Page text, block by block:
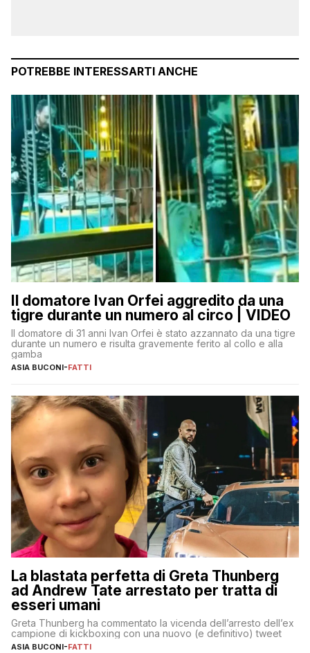
POTREBBE INTERESSARTI ANCHE
Il domatore Ivan Orfei aggredito da una
tigre durante un numero al circo | VIDEO
Il domatore di 31 anni Ivan Orfei è stato azzannato da una tigre
durante un numero e risulta gravemente ferito al collo e alla
gamba
ASIA BUCONI-FATTI
La blastata perfetta di Greta Thunberg
ad Andrew Tate arrestato per tratta di
esseri umani
Greta Thunberg ha commentato la vicenda dell’arresto dell’ex
campione di kickboxing con una nuovo (e definitivo) tweet
ASIA BUCONI-FATTI